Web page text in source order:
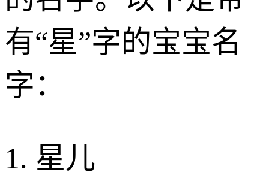
有“星”字的宝宝名
字：
1. 星儿